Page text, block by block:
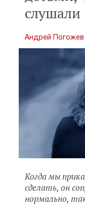
слушали
Андрей Погожев
Когда мы
сделать, он
нормально,